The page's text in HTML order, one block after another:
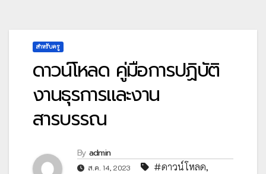
สำหรับครู
ดาวน์โหลด คู่มือการปฏิบัติ
งานธุรการและงาน
สารบรรณ
By admin
ส.ค. 14, 2023 #ดาวน์โหลด,